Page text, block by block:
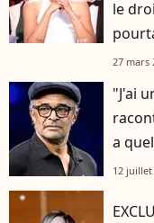
le
27 mars
"J'ai
a
12 juillet